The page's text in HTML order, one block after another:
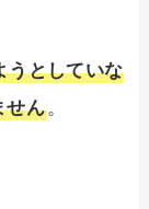
うとしていな
せん。